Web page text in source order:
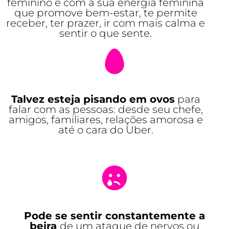
feminino e com a sua energia feminina
que promove bem-estar, te permite
receber, ter prazer, ir com mais calma e
sentir o que sente.
Talvez esteja pisando em ovos para
falar com as pessoas: desde seu chefe,
amigos, familiares, relações amorosa e
até o cara do Uber.
Pode se sentir constantemente a
beira de um ataque de nervos ou